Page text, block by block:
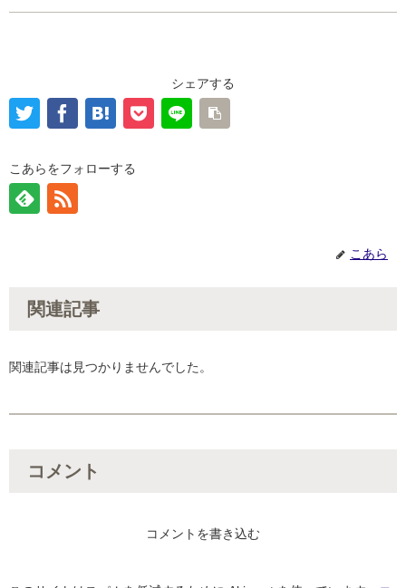
シェアする
こあらをフォローする
こあら
関連記事
関連記事は見つかりませんでした。
コメント
コメントを書き込む